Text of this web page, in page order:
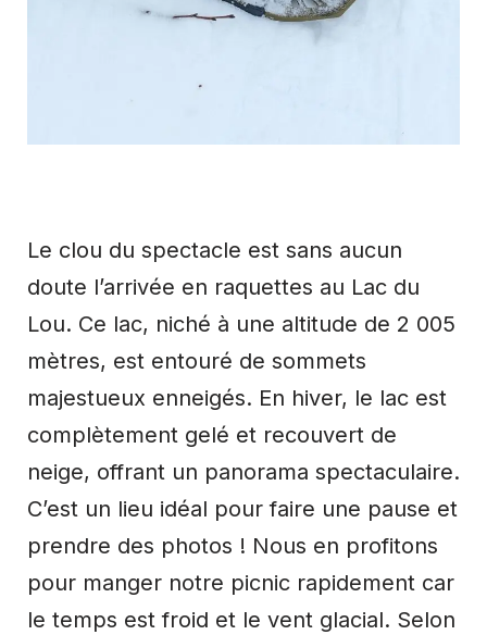
Le clou du spectacle est sans aucun
doute l’arrivée en raquettes au Lac du
Lou. Ce lac, niché à une altitude de 2 005
mètres, est entouré de sommets
majestueux enneigés. En hiver, le lac est
complètement gelé et recouvert de
neige, offrant un panorama spectaculaire.
C’est un lieu idéal pour faire une pause et
prendre des photos ! Nous en profitons
pour manger notre picnic rapidement car
le temps est froid et le vent glacial. Selon